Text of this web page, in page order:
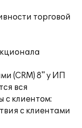
торговой
(CRM) 8" у ИП
вся
с клиентом:
с клиентами